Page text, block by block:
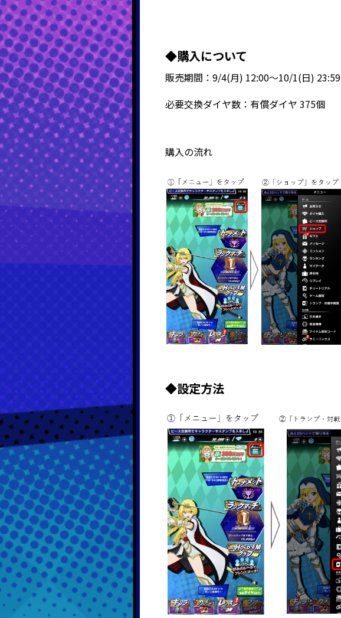
◆購入について
販売期間：9/4(月) 12:00～10/1(日) 23:59
必要交換ダイヤ数：有償ダイヤ 375個
購入の流れ
◆設定方法